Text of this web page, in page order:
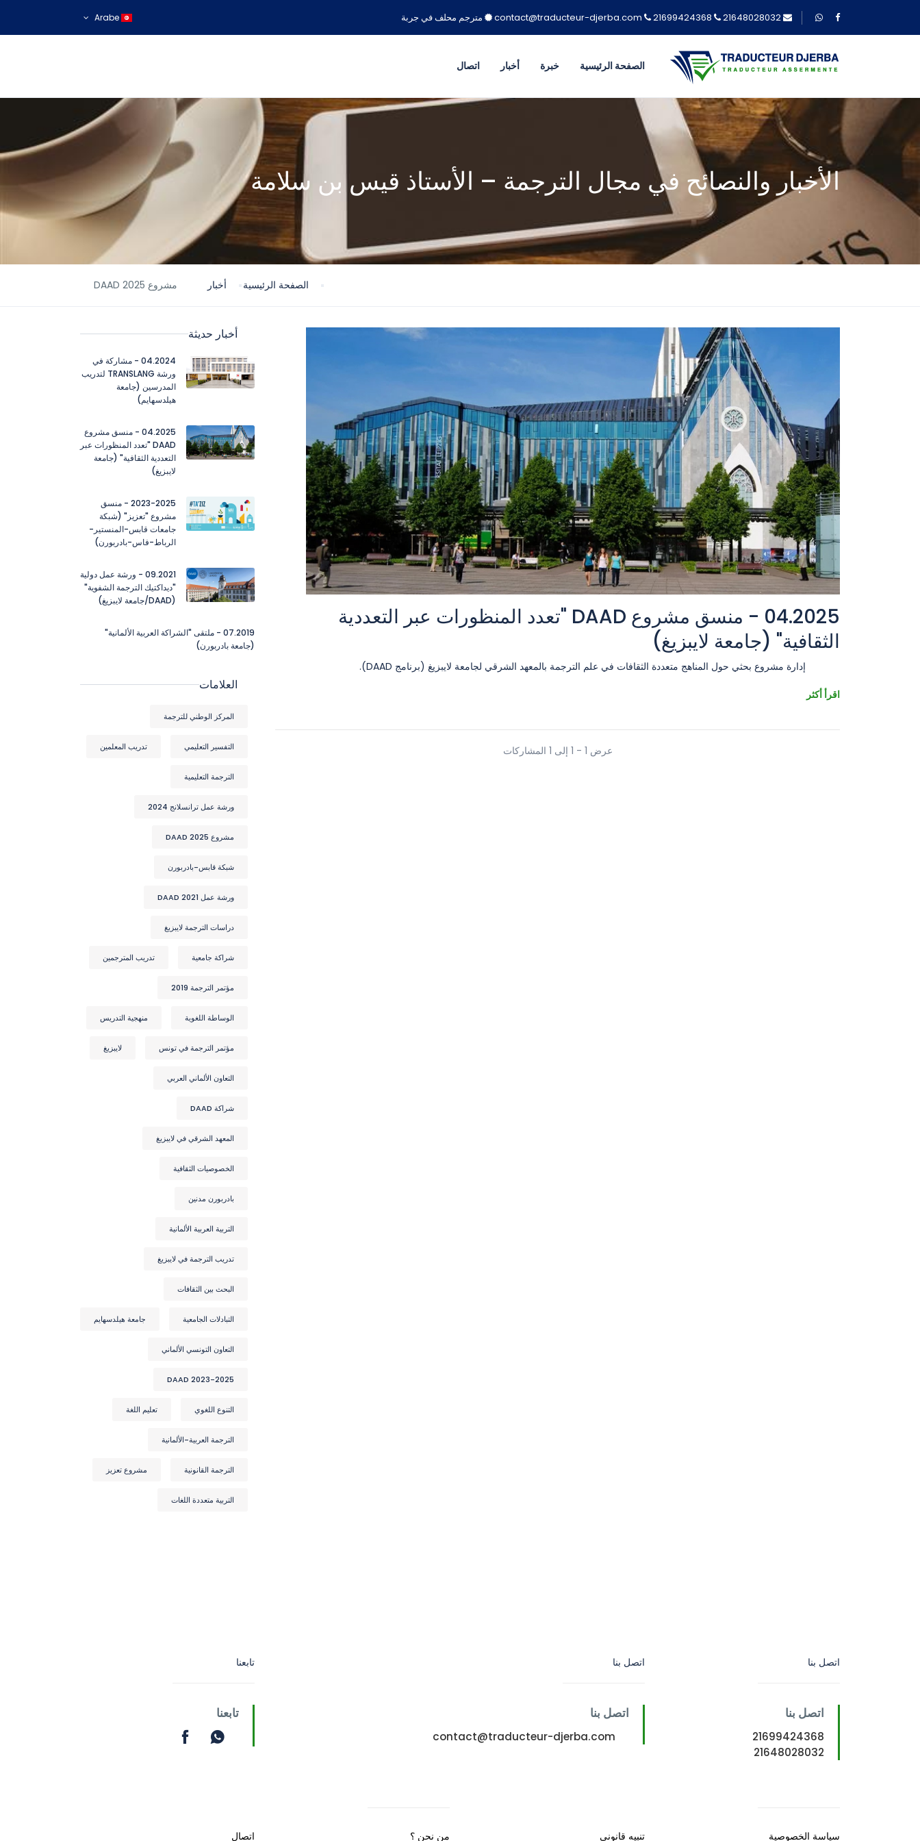
21699424368 21648028032 مترجم محلف في جربة
الصفحة الرئيسية خبرة أخبار اتصال
الأخبار والنصائح في مجال الترجمة – الأستاذ قيس بن سلامة
الصفحة الرئيسية أخبار مشروع DAAD 2025
04.2025 - منسق مشروع DAAD "تعدد المنظورات عبر التعددية
الثقافية" (جامعة لايبزيغ)
إدارة مشروع بحثي حول المناهج متعددة الثقافات في علم الترجمة بالمعهد الشرقي لجامعة لايبزيغ (برنامج DAAD).
اقرأ أكثر
عرض 1 - 1 إلى 1 المشاركات
أخبار حديثة
04.2024 - مشاركة في
ورشة TRANSLANG لتدريب
المدرسين (جامعة
هيلدسهايم)
04.2025 - منسق مشروع
DAAD "تعدد المنظورات عبر
التعددية الثقافية" (جامعة
لايبزيغ)
2023-2025 - منسق
مشروع "تعزيز" (شبكة
جامعات قابس-المنستير-
الرباط-فاس-بادربورن)
09.2021 - ورشة عمل دولية
"ديداكتيك الترجمة الشفوية"
(DAAD/جامعة لايبزيغ)
07.2019 - ملتقى "الشراكة العربية الألمانية"
(جامعة بادربورن)
العلامات
المركز الوطني للترجمة
التفسير التعليمي تدريب المعلمين
الترجمة التعليمية
ورشة عمل ترانسلانج 2024
مشروع DAAD 2025
شبكة قابس-بادربورن
ورشة عمل DAAD 2021
دراسات الترجمة لايبزيغ
شراكة جامعية تدريب المترجمين
مؤتمر الترجمة 2019
الوساطة اللغوية منهجية التدريس
مؤتمر الترجمة في تونس لايبزيغ
التعاون الألماني العربي
شراكة DAAD
المعهد الشرقي في لايبزيغ
الخصوصيات الثقافية
بادربورن مدنين
التربية العربية الألمانية
تدريب الترجمة في لايبزيغ
البحث بين الثقافات
التبادلات الجامعية جامعة هيلدسهايم
التعاون التونسي الألماني
DAAD 2023-2025
التنوع اللغوي تعليم اللغة
الترجمة العربية-الألمانية
الترجمة القانونية مشروع تعزيز
التربية متعددة اللغات
اتصل بنا
اتصل بنا
21699424368
21648028032
اتصل بنا
اتصل بنا
contact@traducteur-djerba.com
تابعنا
تابعنا
سياسة الخصوصية تنبيه قانوني من نحن ؟ اتصال